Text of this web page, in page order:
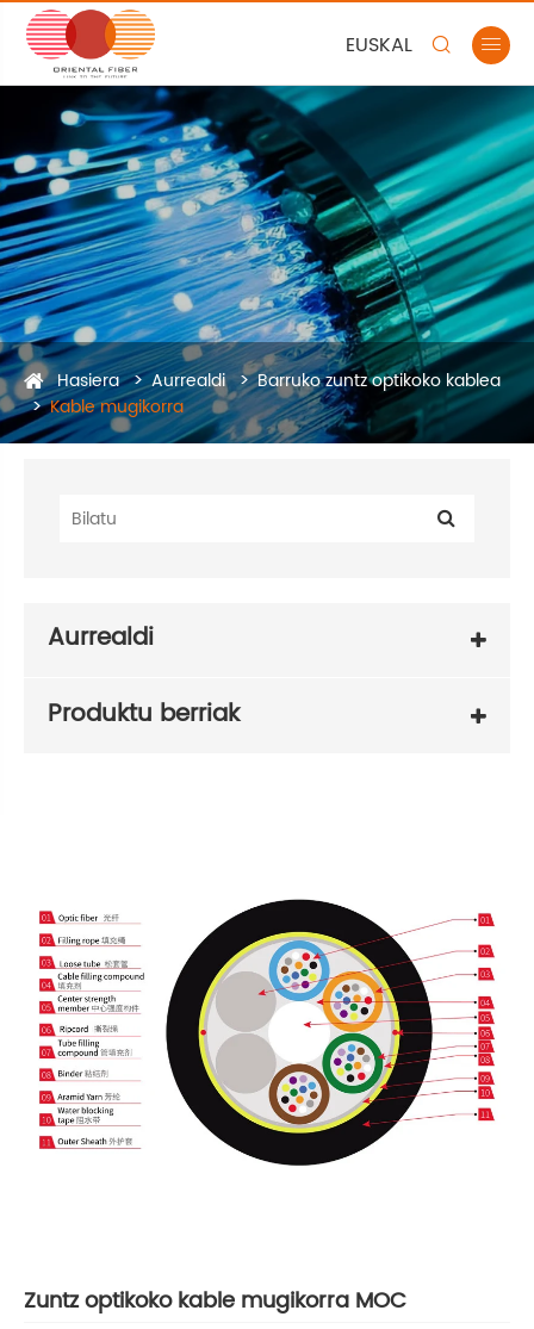
EUSKAL  
Hasiera Aurrealdi
Barruko zuntz optikoko kablea
Kable mugikorra
Aurrealdi
Produktu berriak
Zuntz optikoko kable mugikorra MOC